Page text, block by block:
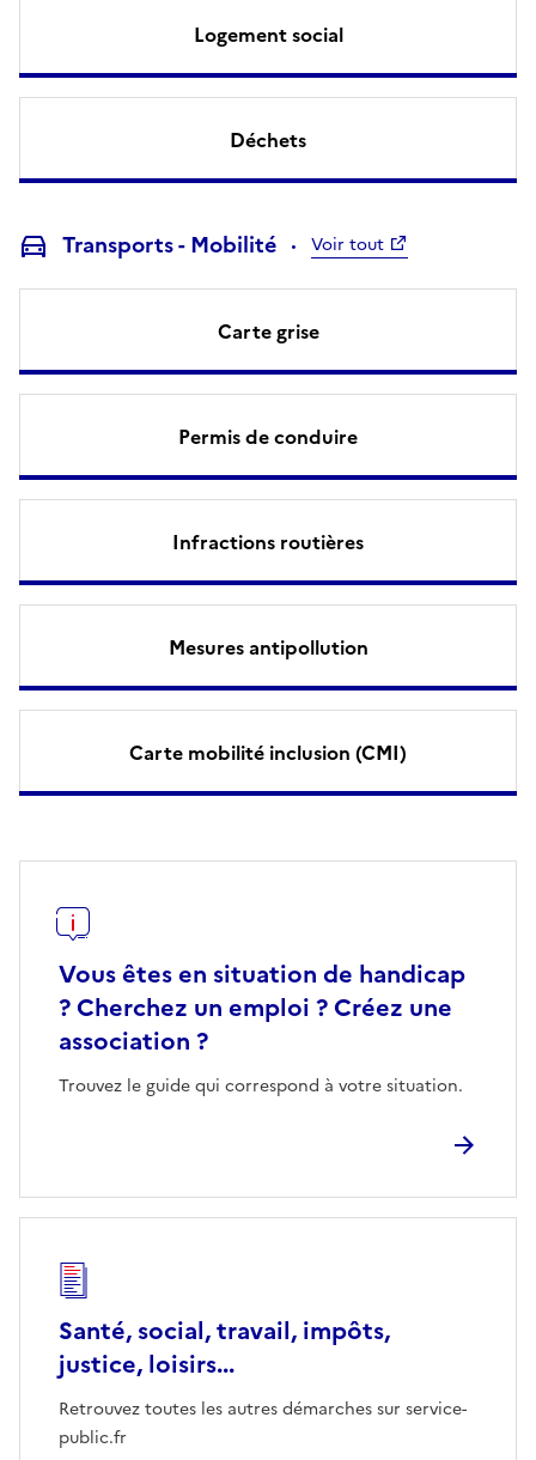
Logement social
Déchets
Transports - Mobilité Voir tout
Carte grise
Permis de conduire
Infractions routières
Mesures antipollution
Carte mobilité inclusion (CMI)
Vous êtes en situation de handicap
? Cherchez un emploi ? Créez une
association ?
Trouvez le guide qui correspond à votre situation.
Santé, social, travail, impôts,
justice, loisirs...
Retrouvez toutes les autres démarches sur service-
public.fr